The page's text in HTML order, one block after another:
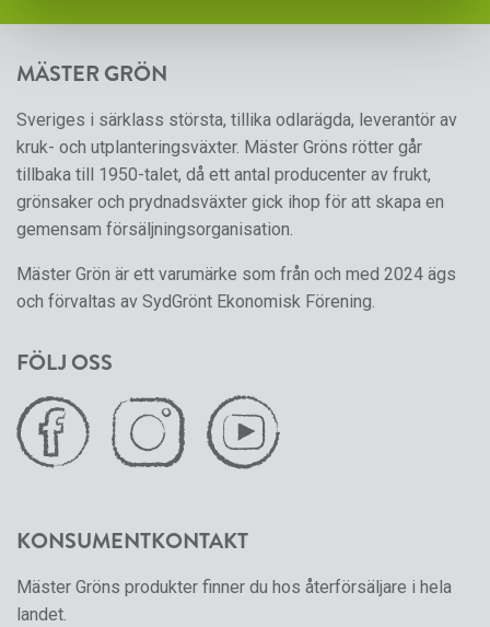
MÄSTER GRÖN
Sveriges i särklass största, tillika odlarägda, leverantör av
kruk- och utplanteringsväxter. Mäster Gröns rötter går
tillbaka till 1950-talet, då ett antal producenter av frukt,
grönsaker och prydnadsväxter gick ihop för att skapa en
gemensam försäljningsorganisation.
Mäster Grön är ett varumärke som från och med 2024 ägs
och förvaltas av SydGrönt Ekonomisk Förening.
FÖLJ OSS
KONSUMENTKONTAKT
Mäster Gröns produkter finner du hos återförsäljare i hela
landet.